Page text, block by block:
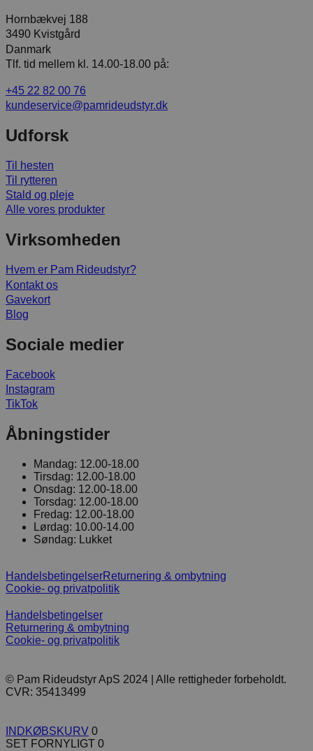
Hornbækvej 188
3490 Kvistgård
Danmark
Tlf. tid mellem kl. 14.00-18.00 på:
+45 22 82 00 76
kundeservice@pamrideudstyr.dk
Udforsk
Til hesten
Til rytteren
Stald og pleje
Alle vores produkter
Virksomheden
Hvem er Pam Rideudstyr?
Kontakt os
Gavekort
Blog
Sociale medier
Facebook
Instagram
TikTok
Åbningstider
Mandag: 12.00-18.00
Tirsdag: 12.00-18.00
Onsdag: 12.00-18.00
Torsdag: 12.00-18.00
Fredag: 12.00-18.00
Lørdag: 10.00-14.00
Søndag: Lukket
HandelsbetingelserReturnering & ombytning
Cookie- og privatpolitik
Handelsbetingelser
Returnering & ombytning
Cookie- og privatpolitik
© Pam Rideudstyr ApS 2024 | Alle rettigheder forbeholdt.
CVR: 35413499
INDKØBSKURV 0
SET FORNYLIGT 0